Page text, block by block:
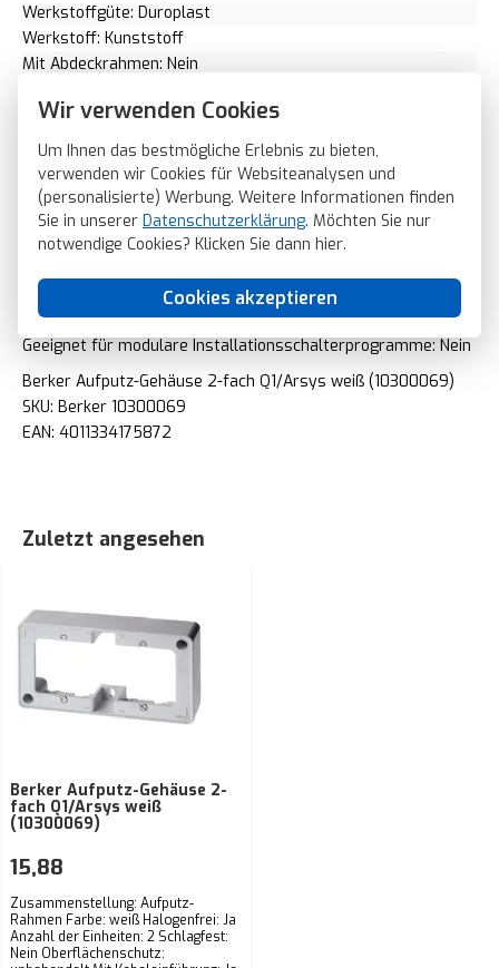
Wir verwenden Cookies
Um Ihnen das bestmögliche Erlebnis zu bieten,
verwenden wir Cookies für Websiteanalysen und
(personalisierte) Werbung. Weitere Informationen finden
Sie in unserer Datenschutzerklärung. Möchten Sie nur
notwendige Cookies? Klicken Sie dann hier.
Cookies akzeptieren
Werkstoffgüte: Duroplast
Werkstoff: Kunststoff
Mit Abdeckrahmen: Nein
RAL-Nummer (ähnlich): 9010
Schutzart (IP): IP20
Transparent: Nein
Ausführung der Oberfläche: glänzend
Mit Verschraubungseinführung: Nein
Mit Kanaleinführung: Ja
Gerätehöhe: 85 Millimeter (mm)
Gerätetiefe: 35 Millimeter (mm)
Geeignet für modulare Installationsschalterprogramme: Nein
Berker Aufputz-Gehäuse 2-fach Q1/Arsys weiß (10300069)
SKU: Berker 10300069
EAN: 4011334175872
Zuletzt angesehen
Berker Aufputz-Gehäuse 2-
fach Q1/Arsys weiß
(10300069)
Zusammenstellung: Aufputz-
Rahmen Farbe: weiß Halogenfrei: Ja
Anzahl der Einheiten: 2 Schlagfest:
Nein Oberflächenschutz:
15,88